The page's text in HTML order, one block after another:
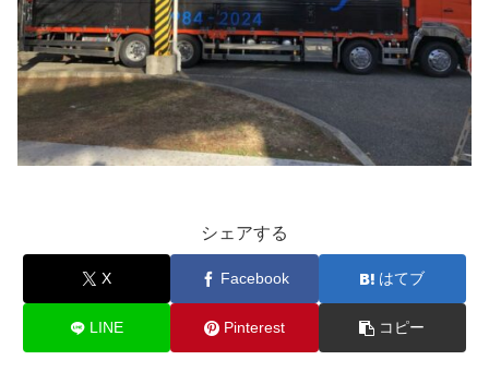
シェアする
X Facebook はてブ
LINE Pinterest コピー